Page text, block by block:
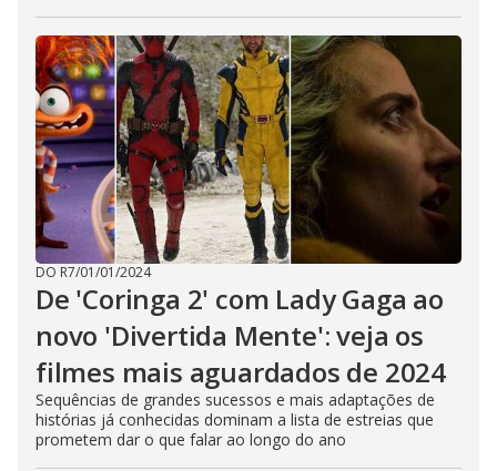
DO R7/01/01/2024
De 'Coringa 2' com Lady Gaga ao
novo 'Divertida Mente': veja os
filmes mais aguardados de 2024
Sequências de grandes sucessos e mais adaptações de
histórias já conhecidas dominam a lista de estreias que
prometem dar o que falar ao longo do ano